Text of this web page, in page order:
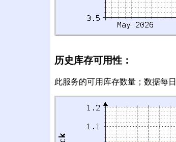
历史库存可用性：
此服务的可用库存数量；数据每